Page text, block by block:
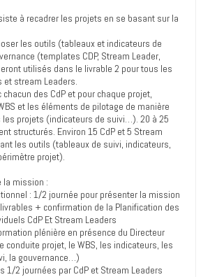
à recadrer les projets en se basant sur la
les outils (tableaux et indicateurs de
(templates CDP, Stream Leader,
utilisés dans le livrable 2 pour tous les
et stream Leaders.
chacun des CdP et pour chaque projet,
et les éléments de pilotage de manière
les projets (indicateurs de suivi…). 20 à 25
structurés. Environ 15 CdP et 5 Stream
les outils (tableaux de suivi, indicateurs,
projet).
la mission :
: 1/2 journée pour présenter la mission
+ confirmation de la Planification des
CdP Et Stream Leaders
plénière en présence du Directeur
conduite projet, le WBS, les indicateurs, les
la gouvernance…)
1/2 journées par CdP et Stream Leaders